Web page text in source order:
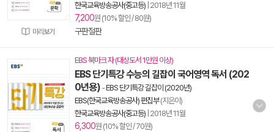
미리보기
한국교육방송공사(중고등) 2018년 11월
7,200원 (10% 할인 / 80원)
구판절판
EBS 북마크 자 (대상도서 1만원 이상)
EBS 단기특강 수능의 길잡이 국어영역 독서 (202
0년용) -EBS 단기특강 길잡이 (2020년)
EBS(한국교육방송공사) 편집부(지은이)
한국교육방송공사(중고등) 2018년 11월
6,300원 (10% 할인 / 70원)